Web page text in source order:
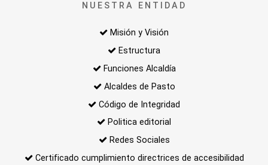
NUESTRA ENTIDAD
Misión y Visión
Estructura
Funciones Alcaldía
Alcaldes de Pasto
Código de Integridad
Politica editorial
Redes Sociales
Certificado cumplimiento directrices de accesibilidad